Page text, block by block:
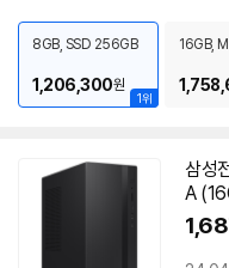
1위
8GB, SSD 256GB
1,206,300원
16GB,
삼성
A